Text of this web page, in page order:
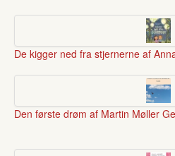
De kigger ned fra stjernerne af
Den første drøm af Martin Møller